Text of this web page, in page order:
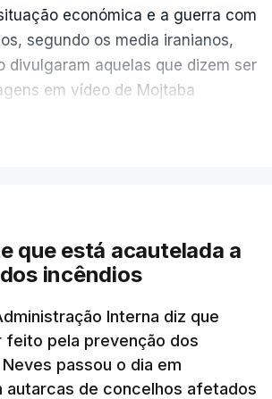
económica e a guerra com
segundo os media iranianos,
divulgaram aquelas que dizem ser
em vídeo de Mojtaba
Telegram, como aquilo que
últimos tempos vem dando conta
iraniano estará em estado
do bombardeamento que no
passado matou o pai, o
e outros membros da
que está acautelada a
incêndios
Interna diz que
feito pela prevenção dos
passou o dia em
autarcas de concelhos afetados